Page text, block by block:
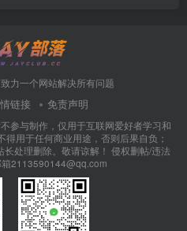
力一个网站解决所有问题
链接 免责声明
参与制作，仅用于互联网爱好者学习和
用于任何商业用途，否则后果自负；
处理删除。敬请谅解！ 侵权删帖/违法
2113590144@qq.com